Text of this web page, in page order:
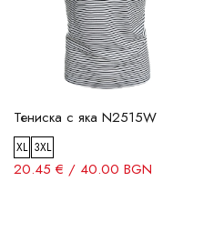
Тениска с яка N2515W
XL 3XL
20.45 € / 40.00 BGN